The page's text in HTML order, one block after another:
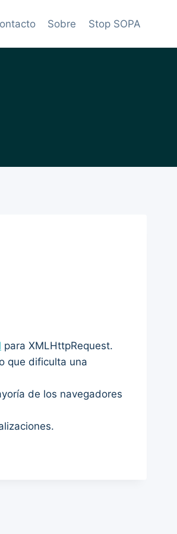
Sobre Stop SOPA
para XMLHttpRequest.
que dificulta una
de los navegadores